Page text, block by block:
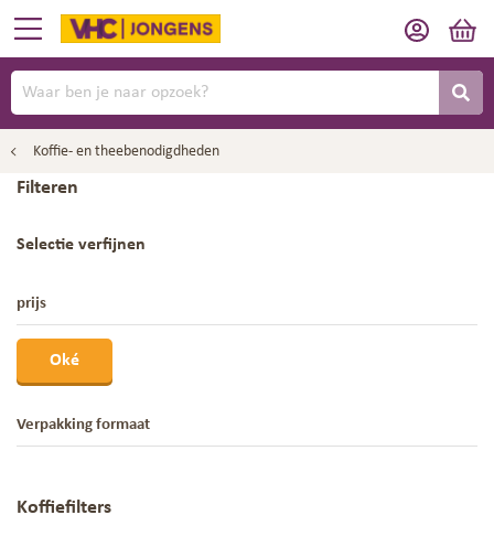
Koffie- en theebenodigdheden
Koffiefilters
Filteren
Selectie verfijnen
prijs
Oké
Verpakking formaat